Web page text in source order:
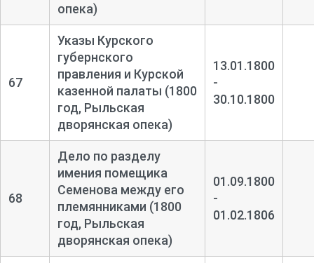
опека)
67
Указы Курского
губернского
правления и Курской
казенной палаты (1800
год, Рыльская
дворянская опека)
13.01.1800
-
30.10.1800
68
Дело по разделу
имения помещика
Семенова между его
племянниками (1800
год, Рыльская
дворянская опека)
01.09.1800
-
01.02.1806